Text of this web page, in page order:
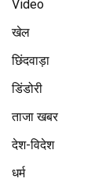
Video
खेल
छिंदवाड़ा
डिंडोरी
ताजा खबर
देश-विदेश
धर्म